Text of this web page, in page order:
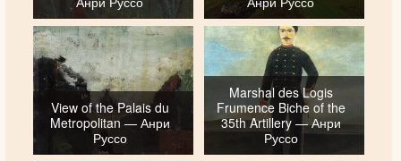
View of the Palais du
Metropolitan — Анри
Руссо
Marshal des Logis
Frumence Biche of the
35th Artillery — Анри
Руссо